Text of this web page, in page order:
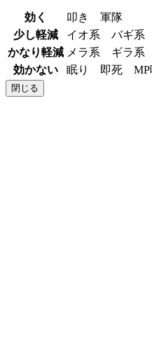
効く
叩き 軍隊
少し軽減
イオ系 バギ
かなり軽減 メラ系 ギラ
効かない
眠り 即死
閉じる